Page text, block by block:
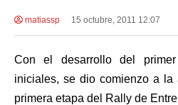
matiassp 15 octubre, 2011 12:07
Con el desarrollo del
iniciales, se dio comienzo a la
primera etapa del Rally de